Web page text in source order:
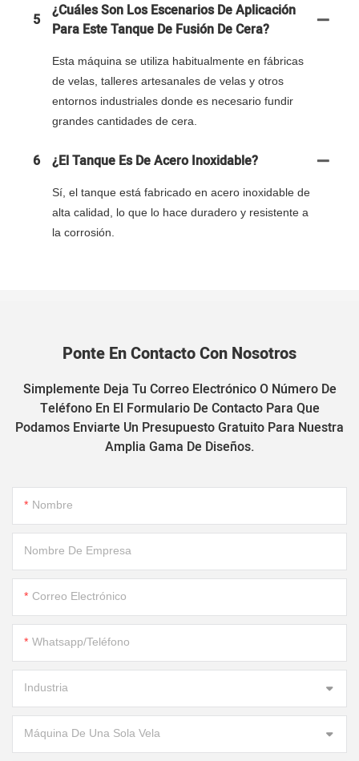
5
¿Cuáles Son Los Escenarios De Aplicación
Para Este Tanque De Fusión De Cera?
Esta máquina se utiliza habitualmente en fábricas
de velas, talleres artesanales de velas y otros
entornos industriales donde es necesario fundir
grandes cantidades de cera.
6 ¿El Tanque Es De Acero Inoxidable?
Sí, el tanque está fabricado en acero inoxidable de
alta calidad, lo que lo hace duradero y resistente a
la corrosión.
Ponte En Contacto Con Nosotros
Simplemente Deja Tu Correo Electrónico O Número De
Teléfono En El Formulario De Contacto Para Que
Podamos Enviarte Un Presupuesto Gratuito Para Nuestra
Amplia Gama De Diseños.
Nombre
Nombre De Empresa
Correo Electrónico
Whatsapp/Teléfono
Industria
Máquina De Una Sola Vela